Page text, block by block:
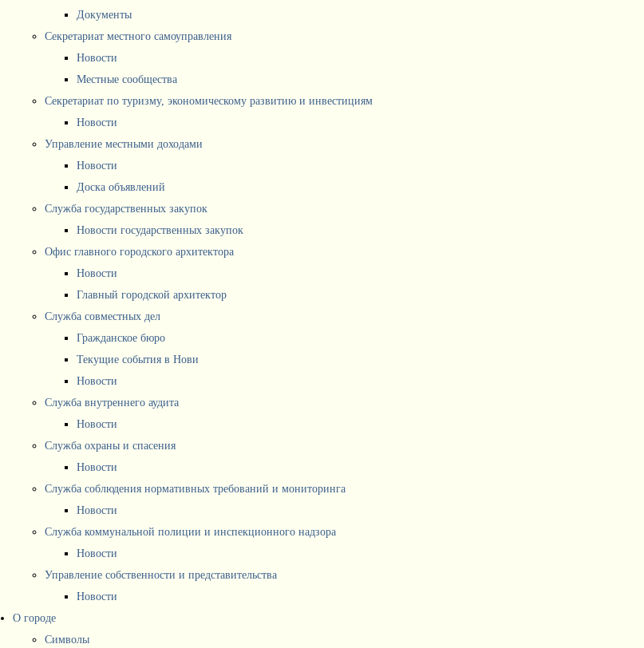
Документы
Секретариат местного самоуправления
Новости
Местные сообщества
Секретариат по туризму, экономическому развитию и инвестициям
Новости
Управление местными доходами
Новости
Доска объявлений
Служба государственных закупок
Новости государственных закупок
Офис главного городского архитектора
Новости
Главный городской архитектор
Служба совместных дел
Гражданское бюро
Текущие события в Нови
Новости
Служба внутреннего аудита
Новости
Служба охраны и спасения
Новости
Служба соблюдения нормативных требований и мониторинга
Новости
Служба коммунальной полиции и инспекционного надзора
Новости
Управление собственности и представительства
Новости
О городе
Символы